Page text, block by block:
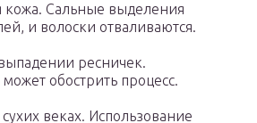
кожа. Сальные выделения
и волоски отваливаются.
ресничек.
обострить процесс.
веках. Использование